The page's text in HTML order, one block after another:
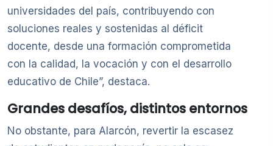
universidades del país, contribuyendo con
soluciones reales y sostenidas al déficit
docente, desde una formación comprometida
con la calidad, la vocación y con el desarrollo
educativo de Chile”, destaca.
Grandes desafíos, distintos entornos
No obstante, para Alarcón, revertir la escasez